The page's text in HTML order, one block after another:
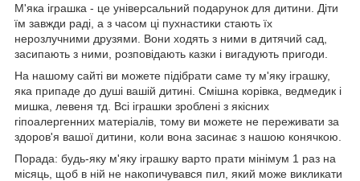
М'яка іграшка - це універсальний подарунок для дитини. Діти
їм завжди раді, а з часом ці пухнастики стають їх
нерозлучними друзями. Вони ходять з ними в дитячий сад,
засипають з ними, розповідають казки і вигадують пригоди.
На нашому сайті ви можете підібрати саме ту м'яку іграшку,
яка припаде до душі вашій дитині. Смішна корівка, ведмедик і
мишка, левеня тд. Всі іграшки зроблені з якісних
гіпоалергенних матеріалів, тому ви можете не переживати за
здоров'я вашої дитини, коли вона засинає з нашою конячкою.
Порада: будь-яку м'яку іграшку варто прати мінімум 1 раз на
місяць, щоб в ній не накопичувався пил, який може викликати